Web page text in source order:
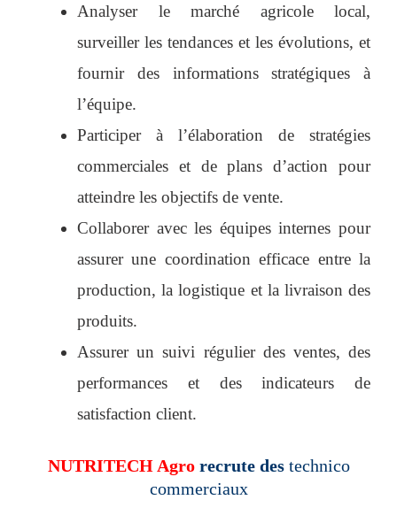
Analyser le marché agricole local,
surveiller les tendances et les évolutions, et
fournir des informations stratégiques à
l’équipe.
Participer à l’élaboration de stratégies
commerciales et de plans d’action pour
atteindre les objectifs de vente.
Collaborer avec les équipes internes pour
assurer une coordination efficace entre la
production, la logistique et la livraison des
produits.
Assurer un suivi régulier des ventes, des
performances et des indicateurs de
satisfaction client.
NUTRITECH Agro recrute des technico
commerciaux